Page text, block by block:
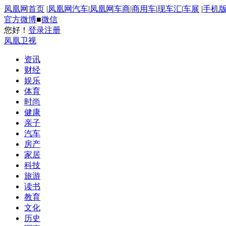
凤凰网首页 |凤凰网汽车|凤凰网车商|商用车|现车汇|车展 |手机版
官方微博■微信
您好！ 登录注册
凤凰卫视
资讯
财经
娱乐
体育
时尚
健康
亲子
汽车
房产
家居
科技
旅游
读书
教育
文化
历史